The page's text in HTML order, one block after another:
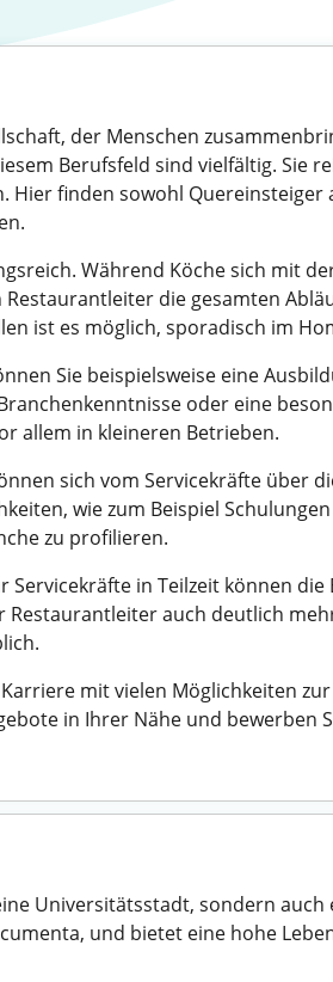
der Menschen
Berufsfeld sind vielfältig. Sie
finden sowohl
Während Köche sich mit
die gesamten
ist es möglich, sporadisch im
Sie beispielsweise eine
oder eine
allem in kleineren Betrieben.
sich vom Servicekräfte über
wie zum Beispiel
zu profilieren.
in Teilzeit können
auch deutlich
mit vielen Möglichkeiten
in Ihrer Nähe und bewerben
Universitätsstadt, sondern
und bietet eine hohe